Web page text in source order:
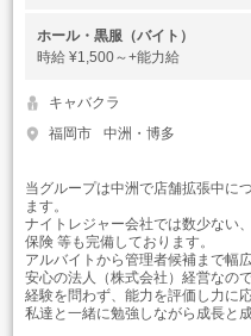
ホール・黒服（バイト）
時給 ¥1,500～+能力給
キャバクラ
福岡市
中洲・博多
当グループは中洲で店舗拡張中に
ます。
ナイトレジャー会社では数少ない
保険 等も完備しております。
アルバイトから管理者候補まで幅
安心の法人（株式会社）経営なの
経験を問わず、能力を評価し力に
私達と一緒に勉強しながら成長と